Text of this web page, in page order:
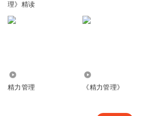
理》精读
精力管理 《精力管理》